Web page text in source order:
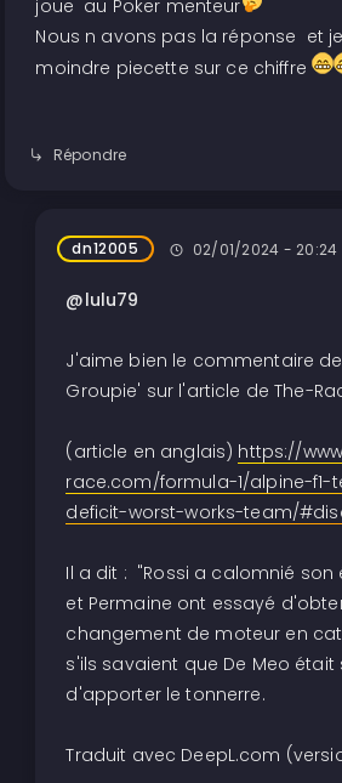
joue au Poker menteur
Nous n avons pas la réponse et
moindre piecette sur ce chiffre
Répondre
dn12005 02/01/2024 - 20:24
@lulu79
J'aime bien le commentaire
Groupie' sur l'article de The-
(article en anglais) https://
race.com/formula-1/alpine-f1-
deficit-worst-works-team/
Il a dit : "Rossi a calomnié
et Permaine ont essayé
changement de moteur en
s'ils savaient que De Meo était
d'apporter le tonnerre.
Traduit avec DeepL.com